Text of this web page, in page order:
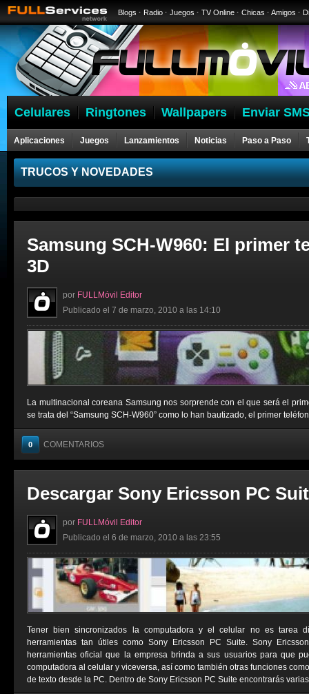
Blogs · Radio · Juegos · TV Online · Chicas · Amigos ·
Celulares Ringtones Wallpapers Enviar
Aplicaciones Juegos Lanzamientos Noticias Paso a Paso
Celulares
TRUCOS Y NOVEDADES
Samsung SCH-W960: El primer
3D
por FULLMóvil Editor
Publicado el 7 de marzo, 2010 a las 14:10
La multinacional coreana Samsung nos sorprende con el que será el
se trata del “Samsung SCH-W960” como lo han bautizado, el primer
0 COMENTARIOS
Descargar Sony Ericsson PC
por FULLMóvil Editor
Publicado el 6 de marzo, 2010 a las 23:55
Tener bien sincronizados la computadora y el celular no es tarea
herramientas tan útiles como Sony Ericsson PC Suite. Sony
herramientas oficial que la empresa brinda a sus usuarios para que
computadora al celular y viceversa, así como también otras funciones
de texto desde la PC. Dentro de Sony Ericsson PC Suite encontrarás